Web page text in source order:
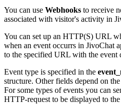
You can use Webhooks to receive
associated with visitor's activity in
You can set up an HTTP(S) URL
when an event occurrs in JivoChat
to the specified URL with the event
Event type is specified in the
structure. Other fields depend on
For some types of events you can
HTTP-request to be displayed to